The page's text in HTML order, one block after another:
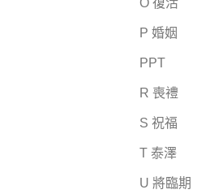
P 婚姻
PPT
R 喪禮
S 祝福
T 泰澤
U 將臨期